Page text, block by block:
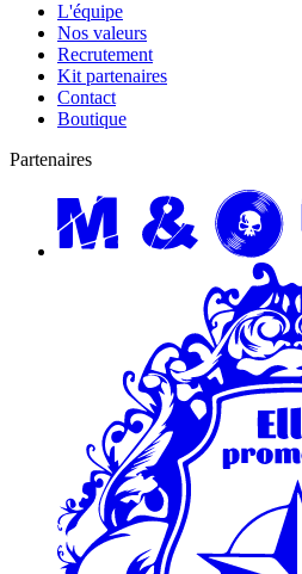
L'équipe
Nos valeurs
Recrutement
Kit partenaires
Contact
Boutique
Partenaires